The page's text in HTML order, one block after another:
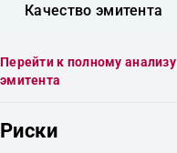
Качество эмитента
Перейти к полному анализу
эмитента
Риски